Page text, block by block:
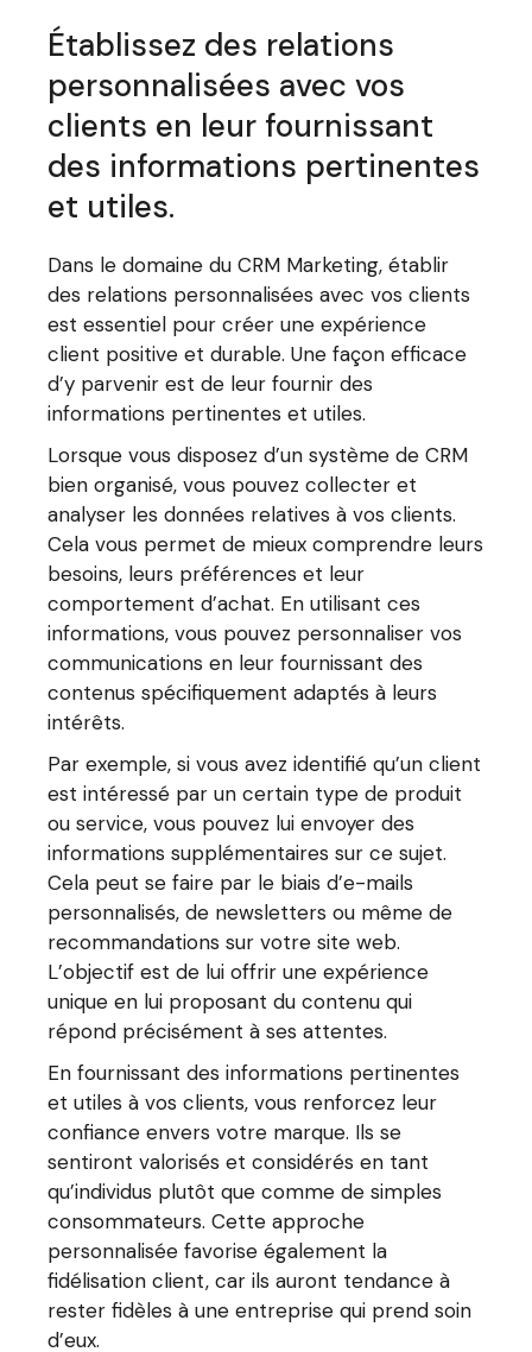
Établissez des relations
personnalisées avec vos
clients en leur fournissant
des informations pertinentes
et utiles.
Dans le domaine du CRM Marketing, établir
des relations personnalisées avec vos clients
est essentiel pour créer une expérience
client positive et durable. Une façon efficace
d’y parvenir est de leur fournir des
informations pertinentes et utiles.
Lorsque vous disposez d’un système de CRM
bien organisé, vous pouvez collecter et
analyser les données relatives à vos clients.
Cela vous permet de mieux comprendre leurs
besoins, leurs préférences et leur
comportement d’achat. En utilisant ces
informations, vous pouvez personnaliser vos
communications en leur fournissant des
contenus spécifiquement adaptés à leurs
intérêts.
Par exemple, si vous avez identifié qu’un client
est intéressé par un certain type de produit
ou service, vous pouvez lui envoyer des
informations supplémentaires sur ce sujet.
Cela peut se faire par le biais d’e-mails
personnalisés, de newsletters ou même de
recommandations sur votre site web.
L’objectif est de lui offrir une expérience
unique en lui proposant du contenu qui
répond précisément à ses attentes.
En fournissant des informations pertinentes
et utiles à vos clients, vous renforcez leur
confiance envers votre marque. Ils se
sentiront valorisés et considérés en tant
qu’individus plutôt que comme de simples
consommateurs. Cette approche
personnalisée favorise également la
fidélisation client, car ils auront tendance à
rester fidèles à une entreprise qui prend soin
d’eux.